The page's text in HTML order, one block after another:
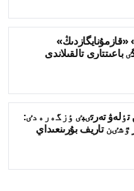
«قازمۇنايگازدىڭ»
تالقىلاندى
تٶلەۋ تەرتٸبٸ ٶزگەرەدٸ:
ٷشٸن تاريف بۇرىنعىداي